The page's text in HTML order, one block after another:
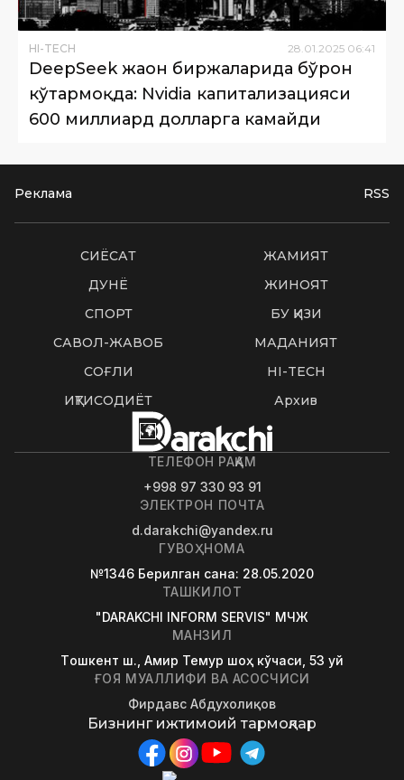
HI-TECH 28.01.2025 06:41
DeepSeek жаҳон биржаларида бўрон
кўтармоқда: Nvidia капитализацияси
600 миллиард долларга камайди
Реклама RSS
СИËСАТ
ЖАМИЯТ
ДУНË
ЖИНОЯТ
СПОРТ
БУ ҚИЗИҚ
САВОЛ-ЖАВОБ
МАДАНИЯТ
СОҒЛИҚ
HI-TECH
ИҚТИСОДИЁТ
Архив
ТЕЛЕФОН РАҚАМ
+998 97 330 93 91
ЭЛЕКТРОН ПОЧТА
d.darakchi@yandex.ru
ГУВОҲНОМА
№1346 Берилган сана: 28.05.2020
ТАШКИЛОТ
"DARAKCHI INFORM SERVIS" МЧЖ
МАНЗИЛ
Tошкент ш., Амир Темур шоҳ кўчаси, 53 уй
ҒОЯ МУАЛЛИФИ ВА АСОСЧИСИ
Фирдавс Абдухолиқов
Бизнинг ижтимоий тармоқлар